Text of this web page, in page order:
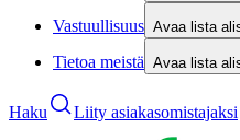
Vastuullisuus Avaa lista
Tietoa meistä Avaa lista
Haku Liity asiakasomistajaksi